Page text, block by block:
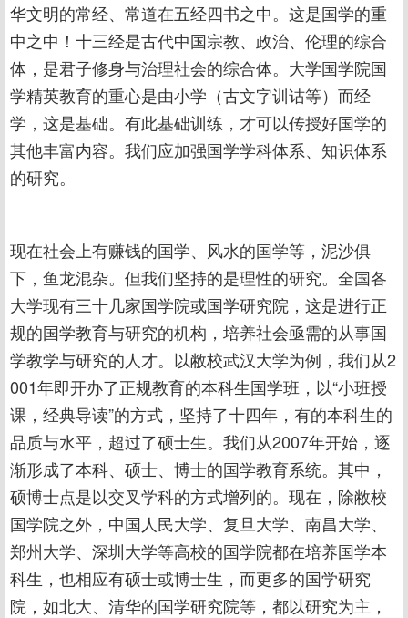
华文明的常经、常道在五经四书之中。这是国学的重
中之中！十三经是古代中国宗教、政治、伦理的综合
体，是君子修身与治理社会的综合体。大学国学院国
学精英教育的重心是由小学（古文字训诂等）而经
学，这是基础。有此基础训练，才可以传授好国学的
其他丰富内容。我们应加强国学学科体系、知识体系
的研究。
现在社会上有赚钱的国学、风水的国学等，泥沙俱
下，鱼龙混杂。但我们坚持的是理性的研究。全国各
大学现有三十几家国学院或国学研究院，这是进行正
规的国学教育与研究的机构，培养社会亟需的从事国
学教学与研究的人才。以敝校武汉大学为例，我们从2
001年即开办了正规教育的本科生国学班，以“小班授
课，经典导读”的方式，坚持了十四年，有的本科生的
品质与水平，超过了硕士生。我们从2007年开始，逐
渐形成了本科、硕士、博士的国学教育系统。其中，
硕博士点是以交叉学科的方式增列的。现在，除敝校
国学院之外，中国人民大学、复旦大学、南昌大学、
郑州大学、深圳大学等高校的国学院都在培养国学本
科生，也相应有硕士或博士生，而更多的国学研究
院，如北大、清华的国学研究院等，都以研究为主，